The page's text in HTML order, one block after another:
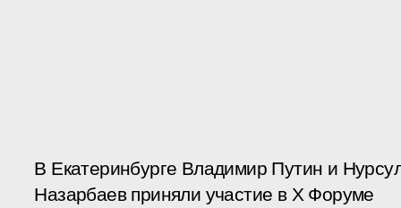
В Екатеринбурге Владимир Путин и
Назарбаев приняли участие в X Форуме